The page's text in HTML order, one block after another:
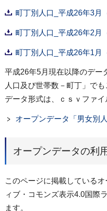
町丁別人口_平成26年3月
町丁別人口_平成26年2月
町丁別人口_平成26年1月
平成26年5月現在以降のデー
人口及び世帯数－町丁」でも
データ形式は、ｃｓｖファイ
オープンデータ「男女別
オープンデータの利
このページに掲載している
ィブ・コモンズ表示4.0国際
ます。